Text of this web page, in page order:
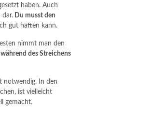
haben. Auch
dar. Du musst den
gut haften kann.
nimmt man den
während des Streichens
notwendig. In den
ist vielleicht
gemacht.